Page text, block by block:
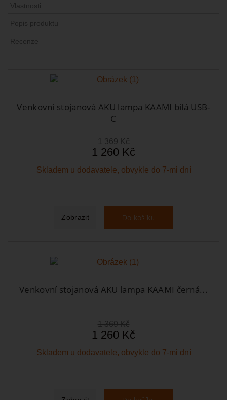
Vlastnosti
Popis produktu
Recenze
Venkovní stojanová AKU lampa KAAMI bílá USB-
C
1 369 Kč
1 260 Kč
Skladem u dodavatele, obvykle do 7-mi dní
Zobrazit Do košíku
Venkovní stojanová AKU lampa KAAMI černá...
1 369 Kč
1 260 Kč
Skladem u dodavatele, obvykle do 7-mi dní